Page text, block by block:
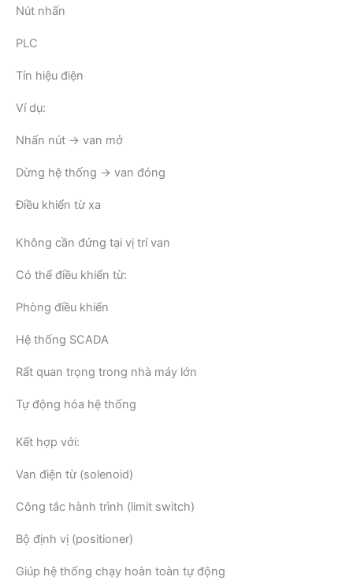
Nút nhấn
PLC
Tín hiệu điện
Ví dụ:
Nhấn nút → van mở
Dừng hệ thống → van đóng
Điều khiển từ xa
Không cần đứng tại vị trí van
Có thể điều khiển từ:
Phòng điều khiển
Hệ thống SCADA
Rất quan trọng trong nhà máy lớn
Tự động hóa hệ thống
Kết hợp với:
Van điện từ (solenoid)
Công tắc hành trình (limit switch)
Bộ định vị (positioner)
Giúp hệ thống chạy hoàn toàn tự động